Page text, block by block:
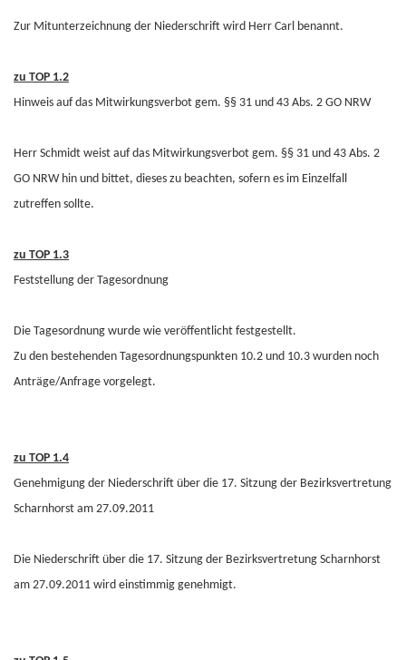
Zur Mitunterzeichnung der Niederschrift wird Herr Carl benannt.
zu TOP 1.2
Hinweis auf das Mitwirkungsverbot gem. §§ 31 und 43 Abs. 2 GO NRW
Herr Schmidt weist auf das Mitwirkungsverbot gem. §§ 31 und 43 Abs. 2
GO NRW hin und bittet, dieses zu beachten, sofern es im Einzelfall
zutreffen sollte.
zu TOP 1.3
Feststellung der Tagesordnung
Die Tagesordnung wurde wie veröffentlicht festgestellt.
Zu den bestehenden Tagesordnungspunkten 10.2 und 10.3 wurden noch
Anträge/Anfrage vorgelegt.
zu TOP 1.4
Genehmigung der Niederschrift über die 17. Sitzung der Bezirksvertretung
Scharnhorst am 27.09.2011
Die Niederschrift über die 17. Sitzung der Bezirksvertretung Scharnhorst
am 27.09.2011 wird einstimmig genehmigt.